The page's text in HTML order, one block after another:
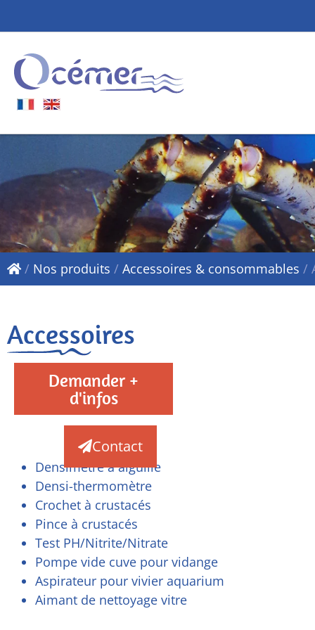
Contact
/ Nos produits / Accessoires & consommables /
Accessoires
Demander +
d'infos
Densimètre à aiguille
Densi-thermomètre
Crochet à crustacés
Pince à crustacés
Test PH/Nitrite/Nitrate
Pompe vide cuve pour vidange
Aspirateur pour vivier aquarium
Aimant de nettoyage vitre